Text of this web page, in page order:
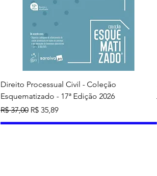
Direito Processual Civil - Coleção
Esquematizado - 17ª Edição 2026
Preço normal
R$ 37,00 Preço promocional
R$ 35,89